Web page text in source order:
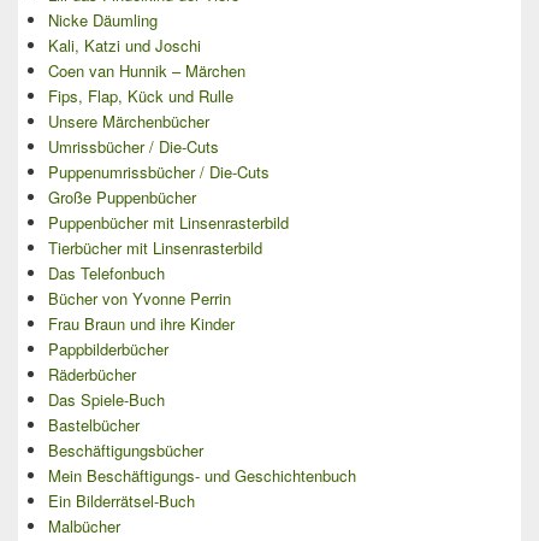
Nicke Däumling
Kali, Katzi und Joschi
Coen van Hunnik – Märchen
Fips, Flap, Kück und Rulle
Unsere Märchenbücher
Umrissbücher / Die-Cuts
Puppenumrissbücher / Die-Cuts
Große Puppenbücher
Puppenbücher mit Linsenrasterbild
Tierbücher mit Linsenrasterbild
Das Telefonbuch
Bücher von Yvonne Perrin
Frau Braun und ihre Kinder
Pappbilderbücher
Räderbücher
Das Spiele-Buch
Bastelbücher
Beschäftigungsbücher
Mein Beschäftigungs- und Geschichtenbuch
Ein Bilderrätsel-Buch
Malbücher